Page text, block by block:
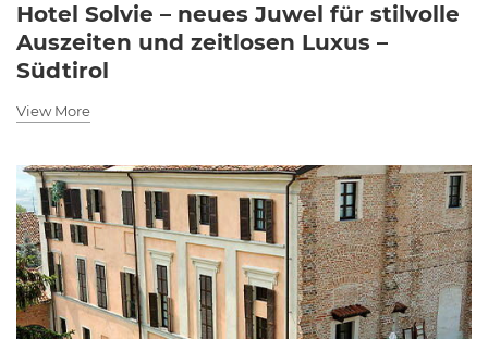
Hotel Solvie – neues Juwel für stilvolle
Auszeiten und zeitlosen Luxus –
Südtirol
View More